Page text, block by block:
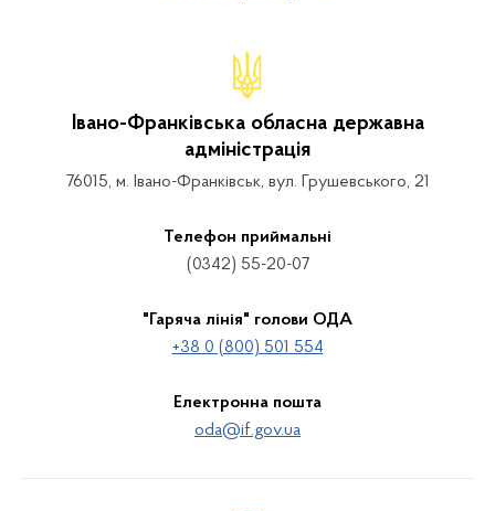
Івано-Франківська обласна державна
адміністрація
76015, м. Івано-Франківськ, вул. Грушевського, 21
Телефон приймальні
(0342) 55-20-07
"Гаряча лінія" голови ОДА
+38 0 (800) 501 554
Електронна пошта
oda@if.gov.ua